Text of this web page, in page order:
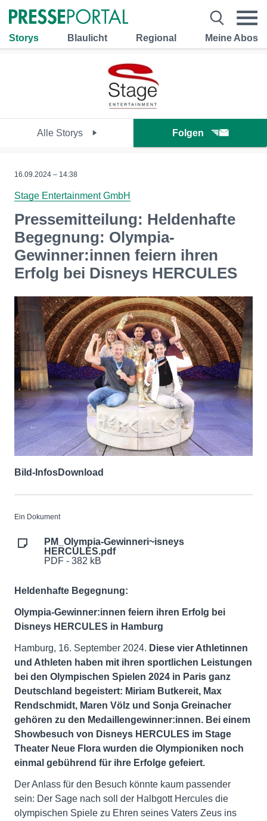
Storys Blaulicht Regional Meine Abos
Alle Storys Folgen
16.09.2024 – 14:38
Stage Entertainment GmbH
Pressemitteilung: Heldenhafte
Begegnung: Olympia-
Gewinner:innen feiern ihren
Erfolg bei Disneys HERCULES
Bild-InfosDownload
Ein Dokument
PM_Olympia-Gewinneri~isneys
HERCULES.pdf
PDF - 382 kB
Heldenhafte Begegnung:
Olympia-Gewinner:innen feiern ihren Erfolg bei
Disneys HERCULES in Hamburg
Hamburg, 16. September 2024. Diese vier Athletinnen
und Athleten haben mit ihren sportlichen Leistungen
bei den Olympischen Spielen 2024 in Paris ganz
Deutschland begeistert: Miriam Butkereit, Max
Rendschmidt, Maren Völz und Sonja Greinacher
gehören zu den Medaillengewinner:innen. Bei einem
Showbesuch von Disneys HERCULES im Stage
Theater Neue Flora wurden die Olympioniken noch
einmal gebührend für ihre Erfolge gefeiert.
Der Anlass für den Besuch könnte kaum passender
sein: Der Sage nach soll der Halbgott Hercules die
olympischen Spiele zu Ehren seines Vaters Zeus ins